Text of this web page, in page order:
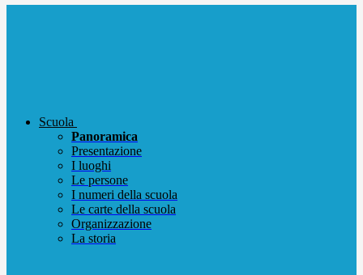
Scuola
Panoramica
Presentazione
I luoghi
Le persone
I numeri della scuola
Le carte della scuola
Organizzazione
La storia